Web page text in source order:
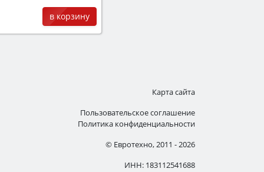
в корзину
Карта сайта
Пользовательское соглашение
Политика конфиденциальности
© Евротехно, 2011 - 2026
ИНН: 183112541688